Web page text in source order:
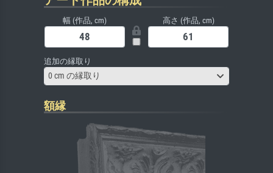
幅 (作品, cm) 高さ (作品, cm)
追加の縁取り
0 cm の縁取り
額縁